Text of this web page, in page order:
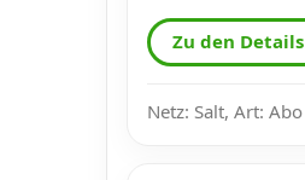
Zu den Details
Netz: Salt, Art: Abo